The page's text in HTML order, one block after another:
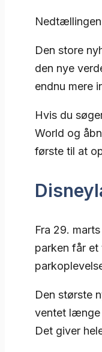
Den store
den nye
endnu mere
Hvis du
World og
første til at
Fra 29.
parken får
Den største
ventet længe
Det giver